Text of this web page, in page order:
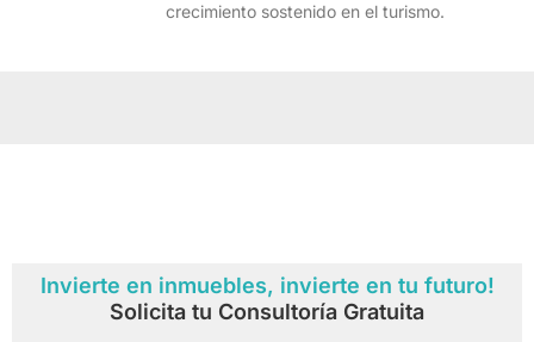
crecimiento sostenido en el turismo.
Invierte en inmuebles, invierte en tu futuro!
Solicita tu Consultoría Gratuita